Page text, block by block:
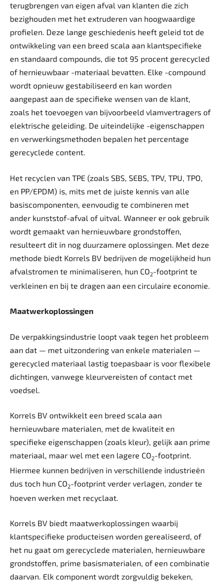
terugbrengen van eigen afval van klanten die zich
bezighouden met het extruderen van hoogwaardige
profielen. Deze lange geschiedenis heeft geleid tot de
ontwikkeling van een breed scala aan klantspecifieke
en standaard compounds, die tot 95 procent gerecycled
of hernieuwbaar -materiaal bevatten. Elke -compound
wordt opnieuw gestabiliseerd en kan worden
aangepast aan de specifieke wensen van de klant,
zoals het toevoegen van bijvoorbeeld vlamvertragers of
elektrische geleiding. De uiteindelijke -eigenschappen
en verwerkingsmethoden bepalen het percentage
gerecyclede content.
Het recyclen van TPE (zoals SBS, SEBS, TPV, TPU, TPO,
en PP/EPDM) is, mits met de juiste kennis van alle
basiscomponenten, eenvoudig te combineren met
ander kunststof-afval of uitval. Wanneer er ook gebruik
wordt gemaakt van hernieuwbare grondstoffen,
resulteert dit in nog duurzamere oplossingen. Met deze
methode biedt Korrels BV bedrijven de mogelijkheid hun
afvalstromen te minimaliseren, hun CO2-footprint te
verkleinen en bij te dragen aan een circulaire economie.
Maatwerkoplossingen
De verpakkingsindustrie loopt vaak tegen het probleem
aan dat — met uitzondering van enkele materialen —
gerecycled materiaal lastig toepasbaar is voor flexibele
dichtingen, vanwege kleurvereisten of contact met
voedsel.
Korrels BV ontwikkelt een breed scala aan
hernieuwbare materialen, met de kwaliteit en
specifieke eigenschappen (zoals kleur), gelijk aan prime
materiaal, maar wel met een lagere CO2-footprint.
Hiermee kunnen bedrijven in verschillende industrieën
dus toch hun CO2-footprint verder verlagen, zonder te
hoeven werken met recyclaat.
Korrels BV biedt maatwerkoplossingen waarbij
klantspecifieke producteisen worden gerealiseerd, of
het nu gaat om gerecyclede materialen, hernieuwbare
grondstoffen, prime basismaterialen, of een combinatie
daarvan. Elk component wordt zorgvuldig bekeken,